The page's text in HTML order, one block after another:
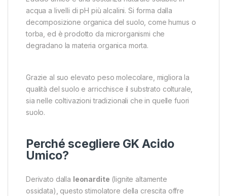
acqua a livelli di pH più alcalini. Si forma dalla
decomposizione organica del suolo, come humus o
torba, ed è prodotto da microrganismi che
degradano la materia organica morta.
Grazie al suo elevato peso molecolare, migliora la
qualità del suolo e arricchisce il substrato colturale,
sia nelle coltivazioni tradizionali che in quelle fuori
suolo.
Perché scegliere GK Acido
Umico?
Derivato dalla leonardite (lignite altamente
ossidata), questo stimolatore della crescita offre